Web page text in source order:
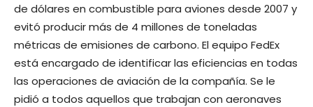
de dólares en combustible para aviones desde 2007 y
evitó producir más de 4 millones de toneladas
métricas de emisiones de carbono. El equipo FedEx
está encargado de identificar las eficiencias en todas
las operaciones de aviación de la compañía. Se le
pidió a todos aquellos que trabajan con aeronaves